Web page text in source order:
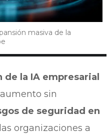
masiva de la
de la IA empresarial
sin
de seguridad en
organizaciones a